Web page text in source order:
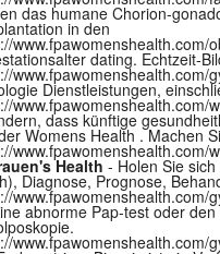
das humane Chorion-
in den
www.fpawomenshealth.com/
dating. Echtzeit-
www.fpawomenshealth.com/
Dienstleistungen,
www.fpawomenshealth.com/
dass künftige
Womens Health . Machen
www.fpawomenshealth.com/
Health - Holen Sie
Diagnose, Prognose,
www.fpawomenshealth.com/
abnorme Pap-test oder
www.fpawomenshealth.com/